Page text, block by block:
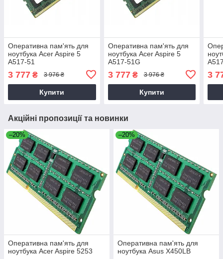
Оперативна пам'ять для
ноутбука Acer Aspire 5
A517-51
3 777 ₴ 3 976 ₴
Купити
Оперативна пам'ять для
ноутбука Acer Aspire 5
A517-51G
3 777₴ 3 976 ₴
Купити
3
Акційні пропозиції та новинки
–20%
Оперативна пам'ять для
ноутбука Acer Aspire 5253
–20%
Оперативна пам'ять для
ноутбука Asus X450LB